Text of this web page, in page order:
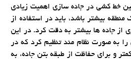
خط کشی در جاده سازی اهمیت زیادی
بیشتر باشد، باید در استفاده از
از جاده ها بیشتر به دقت کرد. در این
به صورت نظام مند تنظیم کرد که در
و برای حفاظت از طبقه بتن جاده، به